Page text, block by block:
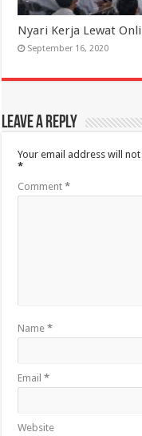
Nyari Kerja Lewat
September 16, 2020
Leave a Reply
Your email address will
*
Comment*
Name*
Email*
Website